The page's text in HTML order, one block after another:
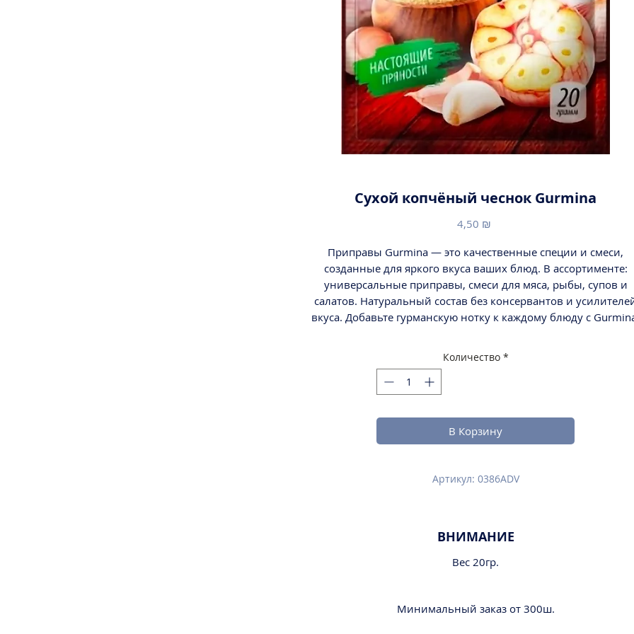
Сухой копчёный чеснок Gurmina
4,50 ₪Цена
Приправы Gurmina — это качественные специи и смеси,
созданные для яркого вкуса ваших блюд. В ассортименте:
универсальные приправы, смеси для мяса, рыбы, супов и
салатов. Натуральный состав без консервантов и
вкуса. Добавьте гурманскую нотку к каждому блюду с
Количество *
В Корзину
Артикул: 0386ADV
ВНИМАНИЕ
Вес 20гр.
Минимальный заказ от 300ш.